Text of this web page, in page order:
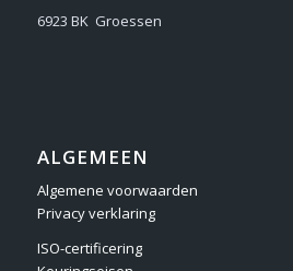
6923 BK Groessen
ALGEMEEN
Algemene voorwaarden
Privacy verklaring
ISO-certificering